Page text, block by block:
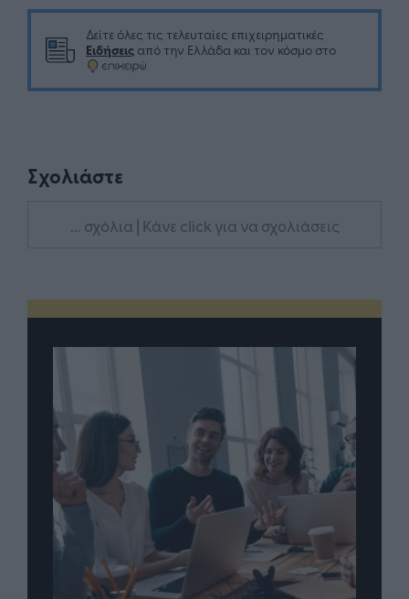
Δείτε όλες τις τελευταίες επιχειρηματικές
Ειδήσεις από την Ελλάδα και τον κόσμο στο
Σχολιάστε
... σχόλια | Κάνε click για να σχολιάσεις